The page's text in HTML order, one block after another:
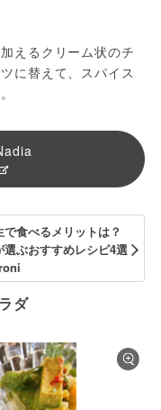
えるクリーム状のチ
に替えて、スパイス
食べるメリットは？
選ぶおすすめレシピ4選
ダ